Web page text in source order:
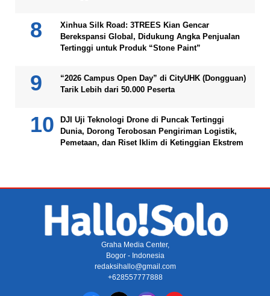
Xinhua Silk Road: 3TREES Kian Gencar
Berekspansi Global, Didukung Angka Penjualan
Tertinggi untuk Produk “Stone Paint”
“2026 Campus Open Day” di CityUHK (Dongguan)
Tarik Lebih dari 50.000 Peserta
DJI Uji Teknologi Drone di Puncak Tertinggi
Dunia, Dorong Terobosan Pengiriman Logistik,
Pemetaan, dan Riset Iklim di Ketinggian Ekstrem
Graha Media Center,
Bogor - Indonesia
redaksihallo@gmail.com
+628557777888